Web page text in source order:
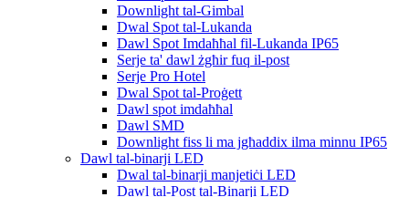
Downlight tal-Gimbal
Dwal Spot tal-Lukanda
Dawl Spot Imdaħħal fil-Lukanda IP65
Serje ta' dawl żgħir fuq il-post
Serje Pro Hotel
Dwal Spot tal-Proġett
Dawl spot imdaħħal
Dawl SMD
Downlight fiss li ma jgħaddix ilma minnu IP65
Dawl tal-binarji LED
Dwal tal-binarji manjetiċi LED
Dawl tal-Post tal-Binarji LED